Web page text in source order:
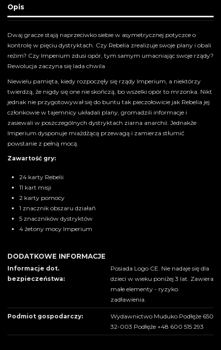
Opis
Dwaj gracze stają naprzeciwko siebie w asymetrycznej potyczce o
kontrolę w pięciu dystryktach. Czy Rebelia zrealizuje swoje plany i obali
reżim? Czy Imperium zdusi opór, tym samym umacniając swoje rządy?
Rewolucja zaczyna się lada chwila
Niewielu pamięta, kiedy rozpoczęły się rządy Imperium, a niektórzy
twierdzą, że nigdy się one nie skończą, bo wszelki opór to mrzonka. Nikt
jednak nie przygotowywał się do buntu tak pieczołowicie jak Rebelia jej
członkowie w tajemnicy układali plany, gromadzili informacje i
zasiewali w poszczególnych dystryktach ziarna anarchii. Jednakże
Imperium dysponuje miażdżącą przewagą i zamierza stłumić
powstanie z pełną mocą.
Zawartość gry:
24 karty Rebelii
11 kart misji
2 karty pomocy
1 znacznik obszaru działań
5 znaczników dystryktów
4 żetony mocy Imperium
DODATKOWE INFORMACJE
Informacje dot.
bezpieczeństwa:
Posiada Logo CE. Nie nadaje się dla
dzieci w wieku poniżej 3 lat. Zawiera
małe elementy - ryzyko
zadławienia.
Podmiot gospodarczy:
Wydawnictwo Muduko Podłęże 650
32-003 Podłęże +48 600 515 293